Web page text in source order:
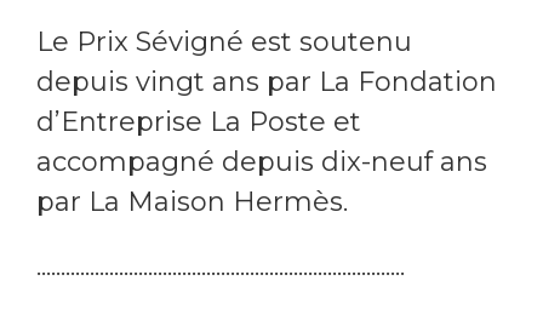
Le Prix Sévigné est soutenu
depuis vingt ans par La Fondation
d’Entreprise La Poste et
accompagné depuis dix-neuf ans
par La Maison Hermès.
............................................................................